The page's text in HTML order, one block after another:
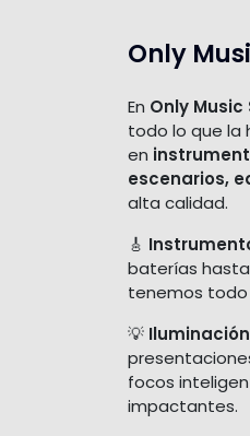
Only
En Only Music
todo lo que la
en
escenarios,
alta calidad.
🎸
baterías
tenemos todo
💡
focos
impactantes.